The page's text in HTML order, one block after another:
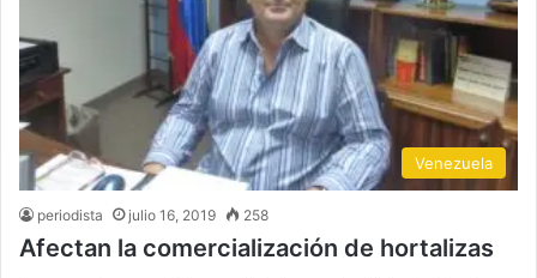
Venezuela
periodista julio 16, 2019 258
Afectan la comercialización de hortalizas